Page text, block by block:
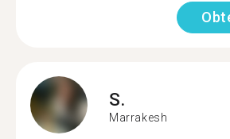
S.
Marrakesh